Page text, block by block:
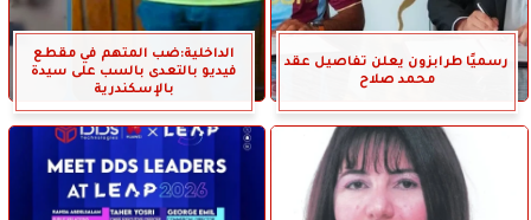
رسميًا طرابزون يعلن تفاصيل عقد
محمد صلاح
الداخلية:ضب المتهم في مقطع
فيديو بالتعدى بالسب على سيدة
بالإسكندرية